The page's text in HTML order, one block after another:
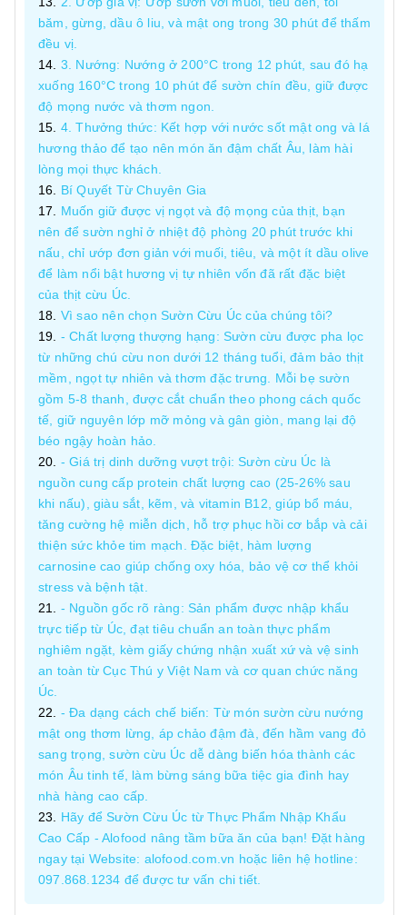
băm, gừng, dầu ô liu, và mật ong trong 30 phút để thấm
đều vị.
3. Nướng: Nướng ở 200°C trong 12 phút, sau đó hạ
xuống 160°C trong 10 phút để sườn chín đều, giữ được
độ mọng nước và thơm ngon.
4. Thưởng thức: Kết hợp với nước sốt mật ong và lá
hương thảo để tạo nên món ăn đậm chất Âu, làm hài
lòng mọi thực khách.
Bí Quyết Từ Chuyên Gia
Muốn giữ được vị ngọt và độ mọng của thịt, bạn
nên để sườn nghỉ ở nhiệt độ phòng 20 phút trước khi
nấu, chỉ ướp đơn giản với muối, tiêu, và một ít dầu olive
để làm nổi bật hương vị tự nhiên vốn đã rất đặc biệt
của thịt cừu Úc.
Vì sao nên chọn Sườn Cừu Úc của chúng tôi?
- Chất lượng thượng hạng: Sườn cừu được pha lọc
từ những chú cừu non dưới 12 tháng tuổi, đảm bảo thịt
mềm, ngọt tự nhiên và thơm đặc trưng. Mỗi bẹ sườn
gồm 5-8 thanh, được cắt chuẩn theo phong cách quốc
tế, giữ nguyên lớp mỡ mỏng và gân giòn, mang lại độ
béo ngậy hoàn hảo.
- Giá trị dinh dưỡng vượt trội: Sườn cừu Úc là
nguồn cung cấp protein chất lượng cao (25-26% sau
khi nấu), giàu sắt, kẽm, và vitamin B12, giúp bổ máu,
tăng cường hệ miễn dịch, hỗ trợ phục hồi cơ bắp và cải
thiện sức khỏe tim mạch. Đặc biệt, hàm lượng
carnosine cao giúp chống oxy hóa, bảo vệ cơ thể khỏi
stress và bệnh tật.
- Nguồn gốc rõ ràng: Sản phẩm được nhập khẩu
trực tiếp từ Úc, đạt tiêu chuẩn an toàn thực phẩm
nghiêm ngặt, kèm giấy chứng nhận xuất xứ và vệ sinh
an toàn từ Cục Thú y Việt Nam và cơ quan chức năng
Úc.
- Đa dạng cách chế biến: Từ món sườn cừu nướng
mật ong thơm lừng, áp chảo đậm đà, đến hầm vang đỏ
sang trọng, sườn cừu Úc dễ dàng biến hóa thành các
món Âu tinh tế, làm bừng sáng bữa tiệc gia đình hay
nhà hàng cao cấp.
Hãy để Sườn Cừu Úc từ Thực Phẩm Nhập Khẩu
Cao Cấp - Alofood nâng tầm bữa ăn của bạn! Đặt hàng
ngay tại Website: alofood.com.vn hoặc liên hệ hotline:
097.868.1234 để được tư vấn chi tiết.